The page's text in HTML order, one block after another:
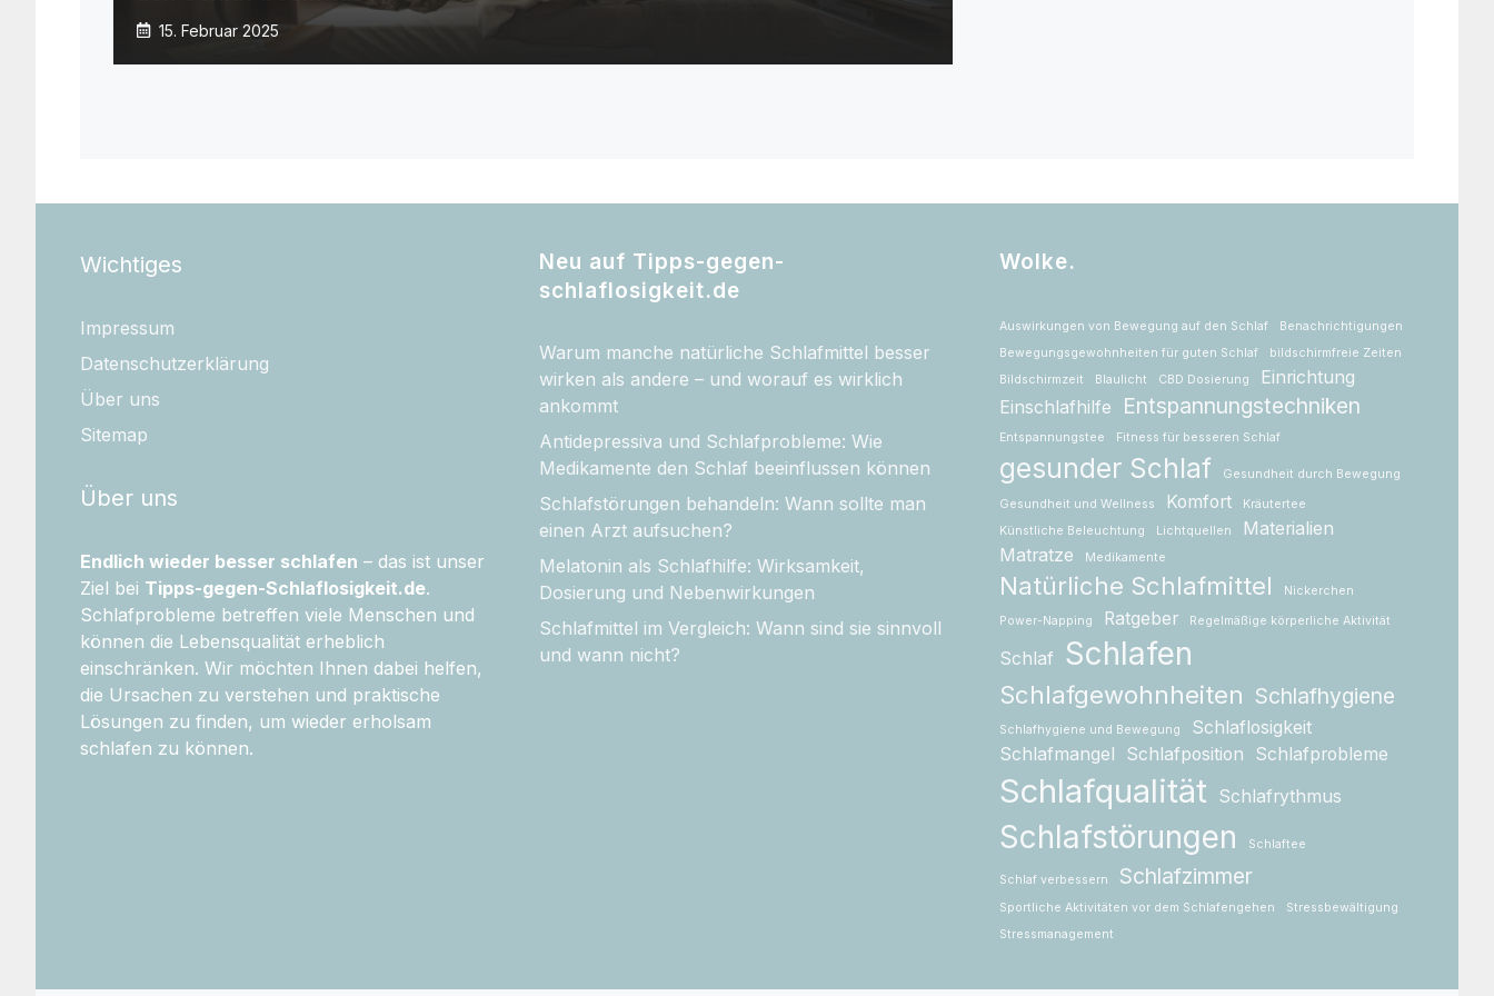
15. Februar 2025
Wichtiges
Impressum
Datenschutzerklärung
Über uns
Sitemap
Über uns
Endlich wieder besser schlafen – das ist unser
Ziel bei Tipps-gegen-Schlaflosigkeit.de.
Schlafprobleme betreffen viele Menschen und
können die Lebensqualität erheblich
einschränken. Wir möchten Ihnen dabei helfen,
die Ursachen zu verstehen und praktische
Lösungen zu finden, um wieder erholsam
schlafen zu können.
Neu auf Tipps-gegen-
schlaflosigkeit.de
Warum manche natürliche Schlafmittel besser
wirken als andere – und worauf es wirklich
ankommt
Antidepressiva und Schlafprobleme: Wie
Medikamente den Schlaf beeinflussen können
Schlafstörungen behandeln: Wann sollte man
einen Arzt aufsuchen?
Melatonin als Schlafhilfe: Wirksamkeit,
Dosierung und Nebenwirkungen
Schlafmittel im Vergleich: Wann sind sie sinnvoll
und wann nicht?
Wolke.
Auswirkungen von Bewegung auf den Schlaf
Benachrichtigungen
Bewegungsgewohnheiten für guten Schlaf
bildschirmfreie Zeiten
Bildschirmzeit
Blaulicht CBD Dosierung
Einrichtung
Einschlafhilfe
Entspannungstechniken
Entspannungstee Fitness für besseren Schlaf
gesunder Schlaf Gesundheit durch Bewegung
Gesundheit und Wellness Komfort
Kräutertee
Künstliche Beleuchtung
Lichtquellen
Materialien
Matratze
Medikamente
Natürliche Schlafmittel Nickerchen
Power-Napping Ratgeber Regelmäßige körperliche Aktivität
Schlaf Schlafen
Schlafgewohnheiten Schlafhygiene
Schlafhygiene und Bewegung
Schlaflosigkeit
Schlafmangel
Schlafposition Schlafprobleme
Schlafqualität Schlafrythmus
Schlafstörungen Schlaftee
Schlaf verbessern Schlafzimmer
Sportliche Aktivitäten vor dem Schlafengehen
Stressbewältigung
Stressmanagement